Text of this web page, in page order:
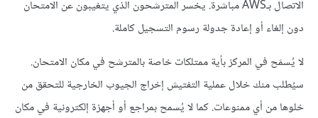
الاتصال بـAWS مباشرة. يخسر المترشحون الذي يتغيبون عن الامتحان
دون إلغاء أو إعادة جدولة رسوم التسجيل كاملة.
لا يُسمَح في المركز بأية ممتلكات خاصة بالمترشح في مكان الامتحان.
سيُطلب منك خلال عملية التفتيش إخراج الجيوب الخارجية للتحقق من
خلوها من أي ممنوعات. كما لا يُسمح بمراجع أو أجهزة إلكترونية في مكان